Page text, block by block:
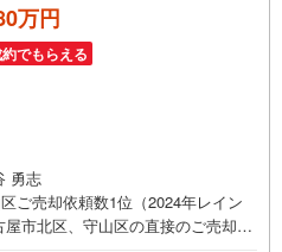
万円
でもらえる
勇志
ご売却依頼数1位（2024年レイン
市北区、守山区の直接のご売却依